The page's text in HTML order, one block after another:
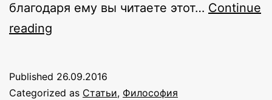
благодаря ему вы читаете этот… Continue
reading
Published 26.09.2016
Categorized as Статьи, Философия